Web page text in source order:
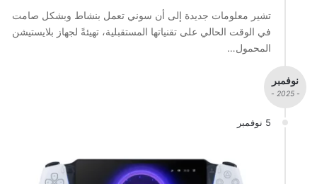
تشير معلومات جديدة إلى أن سوني تعمل بنشاط وبشكل صامت
في الوقت الحالي على تقنياتها المستقبلية، تهيئةً لجهاز بلايستيشن
المحمول…
نوفمبر
- 2025 -
5 نوفمبر